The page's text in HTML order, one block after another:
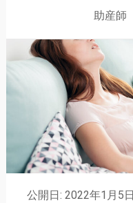
助産師
公開日: 2022年1月5日